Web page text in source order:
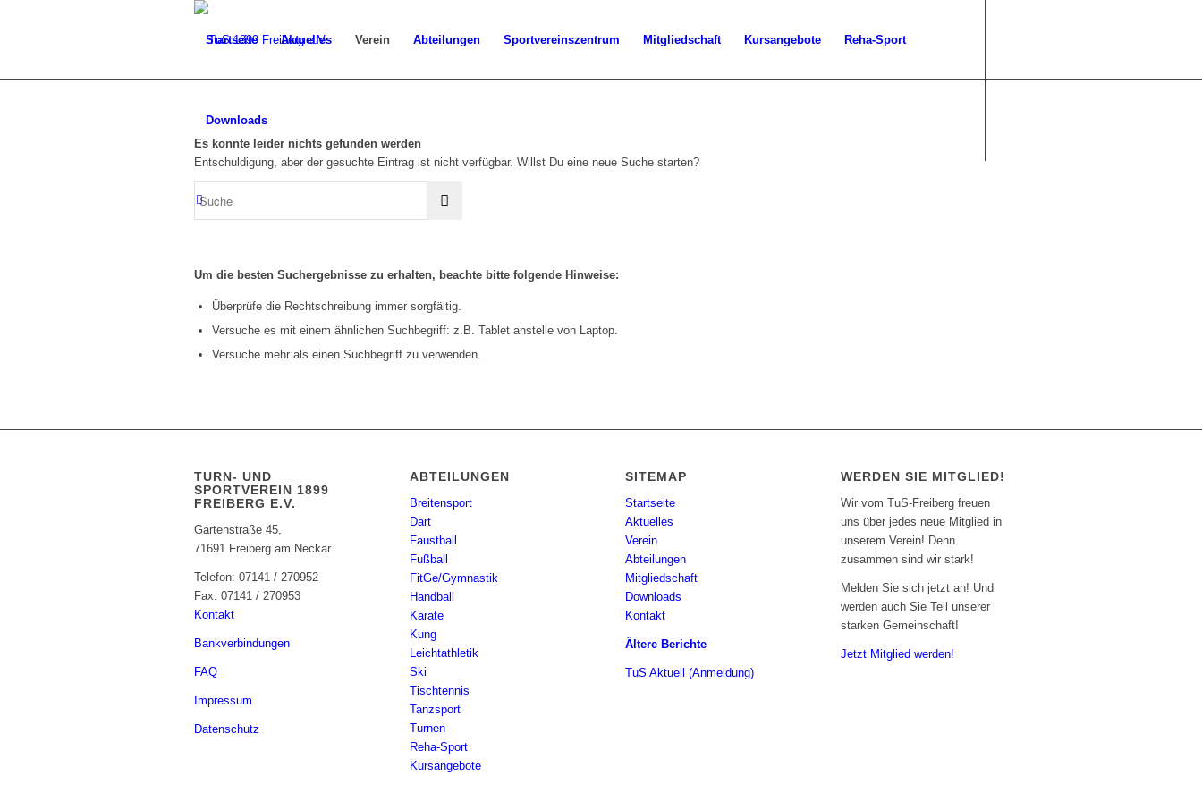
Startseite Aktuelles Verein Abteilungen Sportvereinszentrum Mitgliedschaft Kursangebote Reha-Sport
Downloads
Es konnte leider nichts gefunden werden
Entschuldigung, aber der gesuchte Eintrag ist nicht verfügbar. Willst Du eine neue Suche starten?
Um die besten Suchergebnisse zu erhalten, beachte bitte folgende Hinweise:
Überprüfe die Rechtschreibung immer sorgfältig.
Versuche es mit einem ähnlichen Suchbegriff: z.B. Tablet anstelle von Laptop.
Versuche mehr als einen Suchbegriff zu verwenden.
TURN- UND
SPORTVEREIN 1899
FREIBERG E.V.
Gartenstraße 45,
71691 Freiberg am Neckar
Telefon: 07141 / 270952
Fax: 07141 / 270953
Kontakt
Bankverbindungen
FAQ
Impressum
Datenschutz
ABTEILUNGEN
Breitensport
Dart
Faustball
Fußball
FitGe/Gymnastik
Handball
Karate
Kung
Leichtathletik
Ski
Tischtennis
Tanzsport
Turnen
Reha-Sport
Kursangebote
SITEMAP
Startseite
Aktuelles
Verein
Abteilungen
Mitgliedschaft
Downloads
Kontakt
Ältere Berichte
TuS Aktuell (Anmeldung)
WERDEN SIE MITGLIED!
Wir vom TuS-Freiberg freuen
uns über jedes neue Mitglied in
unserem Verein! Denn
zusammen sind wir stark!
Melden Sie sich jetzt an! Und
werden auch Sie Teil unserer
starken Gemeinschaft!
Jetzt Mitglied werden!